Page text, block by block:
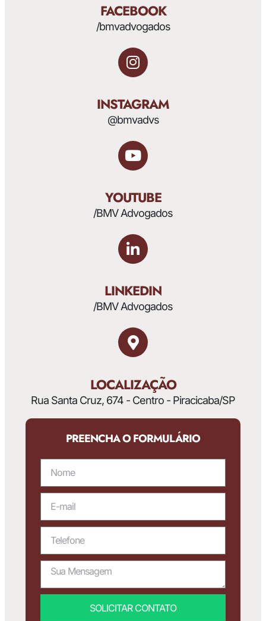
FACEBOOK
/bmvadvogados
INSTAGRAM
@bmvadvs
YOUTUBE
/BMV Advogados
LINKEDIN
/BMV Advogados
LOCALIZAÇÃO
Rua Santa Cruz, 674 - Centro - Piracicaba/SP
PREENCHA O FORMULÁRIO
SOLICITAR CONTATO